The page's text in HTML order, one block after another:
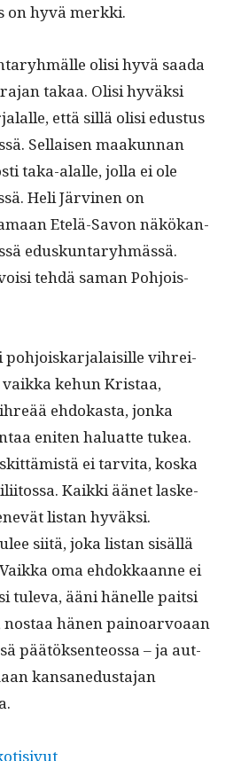
on hyvä merkki.
olisi hyvä saa­da
takaa. Olisi hyväk­si
että sil­lä olisi edus­tus
Sel­l­aisen maakun­nan
taka-alalle, jol­la ei ole
Heli Järvi­nen on
Etelä-Savon näkökan­
eduskun­taryh­mässä.
tehdä saman Pohjois-
pohjoiskar­jalaisille vihrei­
kehun Kris­taa,
ehdokas­ta, jon­ka
eniten halu­at­te tukea.
ei tarvi­ta, kos­ka
Kaik­ki äänet las­ke­
lis­tan hyväk­si.
siitä, joka lis­tan sisäl­lä
oma ehdokkaanne ei
tule­va, ääni hänelle pait­si
hänen pain­oar­voaan
päätök­sen­teossa – ja aut­
kansane­dus­ta­jan